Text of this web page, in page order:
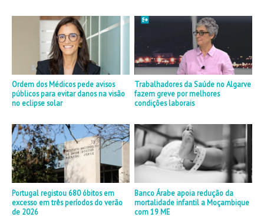
Ordem dos Médicos pede avisos
públicos para evitar danos na visão
no eclipse solar
Trabalhadores da Saúde no Algarve
fazem greve por melhores
condições laborais
Portugal registou 680 óbitos em
excesso em três períodos do verão
de 2026
Banco Árabe apoia redução da
mortalidade infantil a Moçambique
com 19 ME